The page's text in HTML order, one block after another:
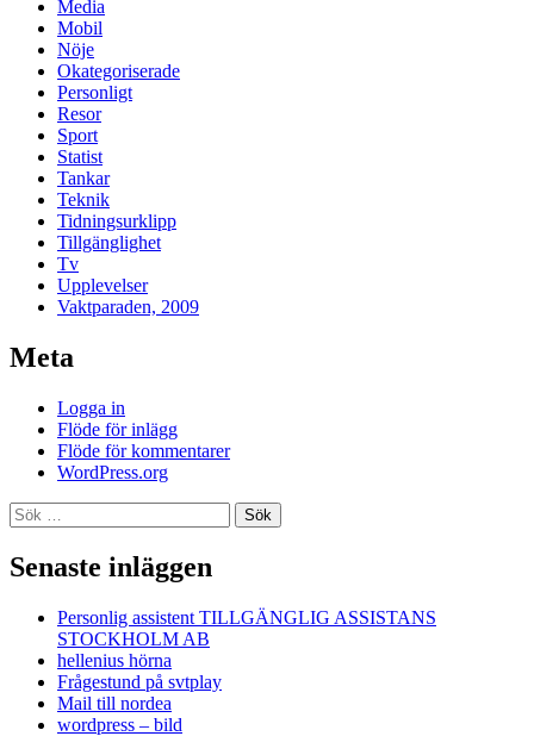
Media
Mobil
Nöje
Okategoriserade
Personligt
Resor
Sport
Statist
Tankar
Teknik
Tidningsurklipp
Tillgänglighet
Tv
Upplevelser
Vaktparaden, 2009
Meta
Logga in
Flöde för inlägg
Flöde för kommentarer
WordPress.org
Sök
efter:
Senaste inläggen
Personlig assistent TILLGÄNGLIG ASSISTANS
STOCKHOLM AB
hellenius hörna
Frågestund på svtplay
Mail till nordea
wordpress – bild